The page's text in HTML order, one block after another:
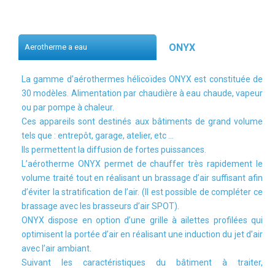
Aerotherme a eau ONYX
La gamme d’aérothermes hélicoïdes ONYX est constituée de
30 modèles. Alimentation par chaudière à eau chaude, vapeur
ou par pompe à chaleur.
Ces appareils sont destinés aux bâtiments de grand volume
tels que : entrepôt, garage, atelier, etc …
Ils permettent la diffusion de fortes puissances.
L’aérotherme ONYX permet de chauffer très rapidement le
volume traité tout en réalisant un brassage d’air suffisant afin
d’éviter la stratification de l’air. (Il est possible de compléter ce
brassage avec les brasseurs d’air SPOT).
ONYX dispose en option d’une grille à ailettes profilées qui
optimisent la portée d’air en réalisant une induction du jet d’air
avec l’air ambiant.
Suivant les caractéristiques du bâtiment à traiter,